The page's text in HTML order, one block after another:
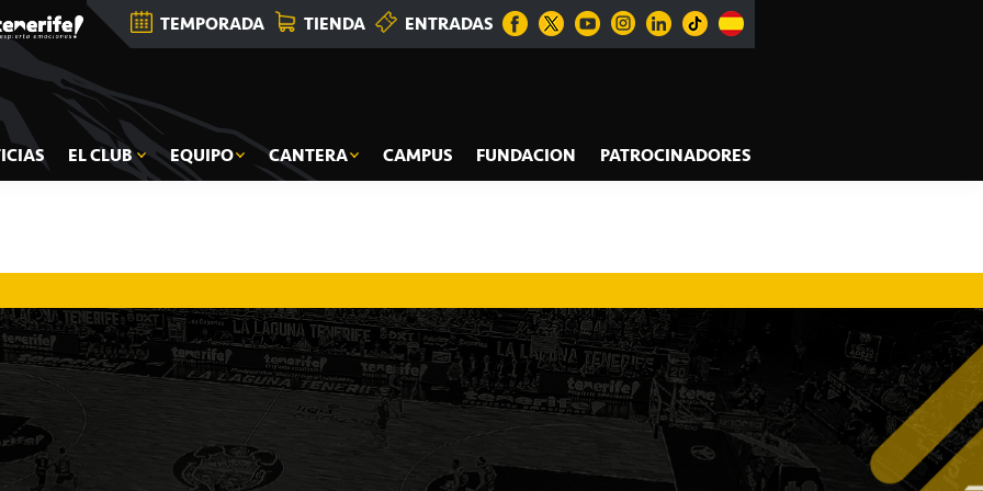
TEMPORADA TIENDA ENTRADAS
EL CLUB EQUIPO CANTERA CAMPUS FUNDACION
PATROCINADORES